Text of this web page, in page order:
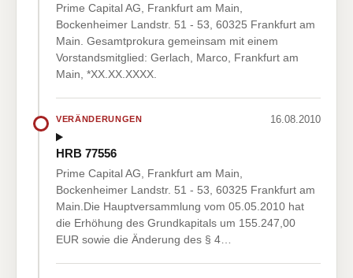
Prime Capital AG, Frankfurt am Main,
Bockenheimer Landstr. 51 - 53, 60325 Frankfurt am
Main. Gesamtprokura gemeinsam mit einem
Vorstandsmitglied: Gerlach, Marco, Frankfurt am
Main, *XX.XX.XXXX.
VERÄNDERUNGEN 16.08.2010
HRB 77556
Prime Capital AG, Frankfurt am Main,
Bockenheimer Landstr. 51 - 53, 60325 Frankfurt am
Main.Die Hauptversammlung vom 05.05.2010 hat
die Erhöhung des Grundkapitals um 155.247,00
EUR sowie die Änderung des § 4…